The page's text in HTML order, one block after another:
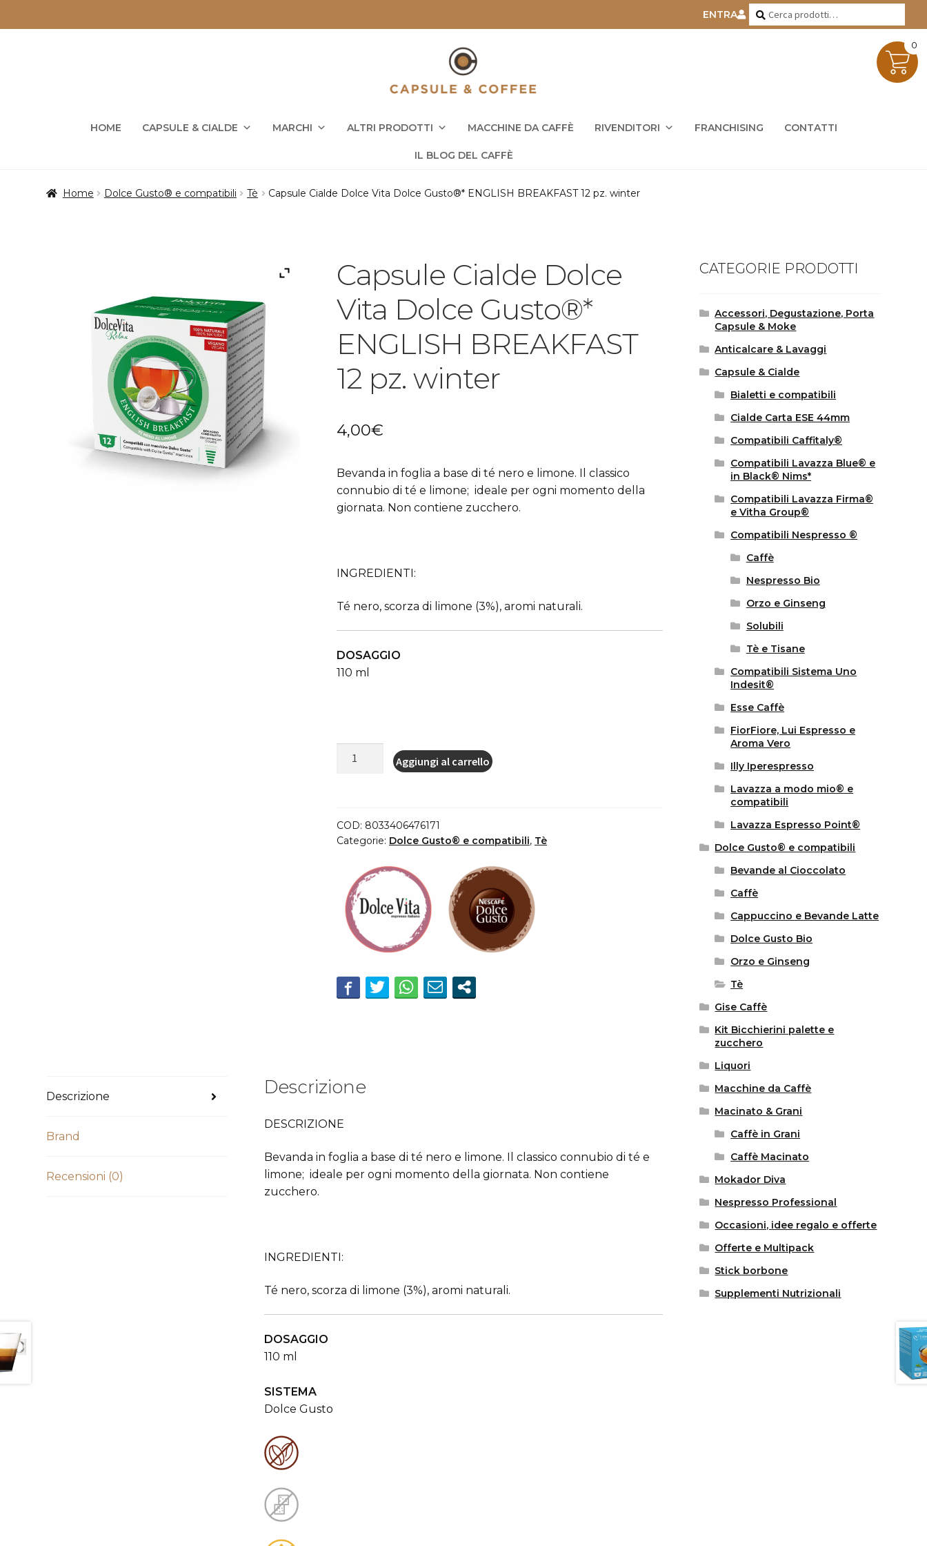
ENTRA Cerca:
Cerca
HOME CAPSULE & CIALDE MARCHI ALTRI PRODOTTI MACCHINE DA CAFFÈ RIVENDITORI FRANCHISING CONTATTI
IL BLOG DEL CAFFÈ
Home Dolce Gusto® e compatibili Tè Capsule Cialde Dolce Vita Dolce Gusto®* ENGLISH BREAKFAST 12 pz. winter
Capsule Cialde Dolce
Vita Dolce Gusto®*
ENGLISH BREAKFAST
12 pz. winter
4,00€
Bevanda in foglia a base di té nero e limone. Il classico
connubio di té e limone; ideale per ogni momento della
giornata. Non contiene zucchero.
INGREDIENTI:
Té nero, scorza di limone (3%), aromi naturali.
DOSAGGIO
110 ml
Dolce
Gusto®*
BREAKFAST
pz.
winter
quantità
Aggiungi al carrello
COD: 8033406476171
Categorie: Dolce Gusto® e compatibili, Tè
Descrizione
Brand
Recensioni (0)
Descrizione
DESCRIZIONE
Bevanda in foglia a base di té nero e limone. Il classico connubio di té e
limone; ideale per ogni momento della giornata. Non contiene
zucchero.
INGREDIENTI:
Té nero, scorza di limone (3%), aromi naturali.
DOSAGGIO
110 ml
SISTEMA
Dolce Gusto
CATEGORIE PRODOTTI
Accessori, Degustazione, Porta
Capsule & Moke
Anticalcare & Lavaggi
Capsule & Cialde
Bialetti e compatibili
Cialde Carta ESE 44mm
Compatibili Caffitaly®
Compatibili Lavazza Blue® e
in Black® Nims*
Compatibili Lavazza Firma®
e Vitha Group®
Compatibili Nespresso ®
Caffè
Nespresso Bio
Orzo e Ginseng
Solubili
Tè e Tisane
Compatibili Sistema Uno
Indesit®
Esse Caffè
FiorFiore, Lui Espresso e
Aroma Vero
Illy Iperespresso
Lavazza a modo mio® e
compatibili
Lavazza Espresso Point®
Dolce Gusto® e compatibili
Bevande al Cioccolato
Caffè
Cappuccino e Bevande Latte
Dolce Gusto Bio
Orzo e Ginseng
Tè
Gise Caffè
Kit Bicchierini palette e
zucchero
Liquori
Macchine da Caffè
Macinato & Grani
Caffè in Grani
Caffè Macinato
Mokador Diva
Nespresso Professional
Occasioni, idee regalo e offerte
Offerte e Multipack
Stick borbone
Supplementi Nutrizionali
0